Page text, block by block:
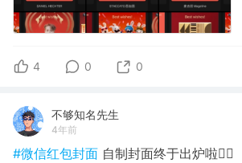
4 0 0
不够知名先生
4年前
#微信红包封面 自制封面终于出炉啦✌🏻